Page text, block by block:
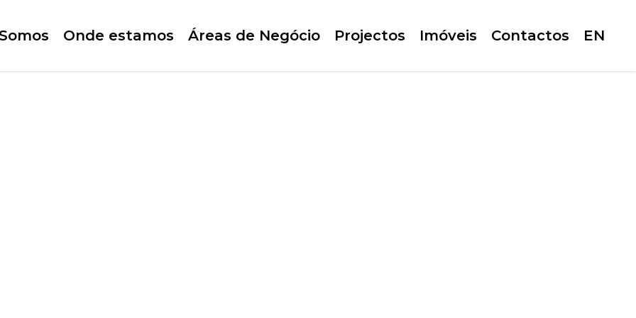
Onde estamos Áreas de Negócio Projectos Imóveis Contactos EN